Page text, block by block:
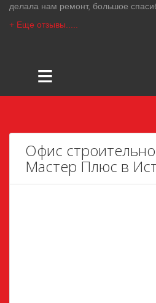
делала нам ремонт, большое
+ Еще отзывы.....
≡
Офис
Мастер Плюс в